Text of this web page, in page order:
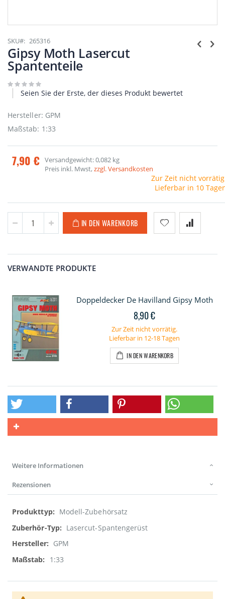
Anfang
der
Bildgalerie
springen
SKU 265316
Gipsy Moth Lasercut
Spantenteile
Seien Sie der Erste, der dieses Produkt bewertet
Hersteller: GPM
Maßstab: 1:33
7,90 € Versandgewicht: 0,082 kg
Preis inkl. Mwst,zzgl. Versandkosten
Zur Zeit nicht
Lieferbar in 10
IN DEN WARENKORB
VERWANDTE PRODUKTE
Doppeldecker De Havilland Gipsy Moth
8,90 €
Zur Zeit nicht vorrätig.
Lieferbar in 12-18 Tagen
IN DEN WARENKORB
Weitere Informationen
Rezensionen
Weitere
Informationen
Modell-Zubehörsatz
Lasercut-Spantengerüst
GPM
1:33